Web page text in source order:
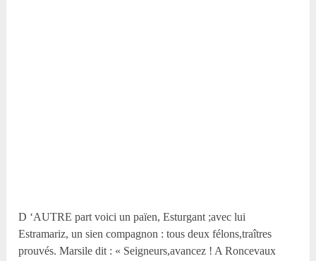
D ‘AUTRE part voici un païen, Esturgant ;avec lui
Estramariz, un sien compagnon : tous deux félons,traîtres
prouvés. Marsile dit : « Seigneurs,avancez ! A Roncevaux